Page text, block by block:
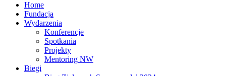
Home
Fundacja
Wydarzenia
Konferencje
Spotkania
Projekty
Mentoring NW
Biegi